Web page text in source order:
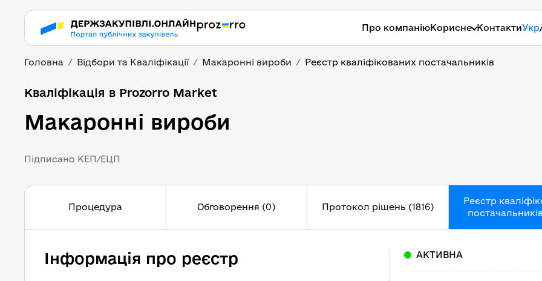
Про компаніюКорисне КонтактиУкр
Головна Відбори та Кваліфікації Макаронні вироби Реєстр кваліфікованих постачальників
Кваліфікація в Prozorro Market
Макаронні вироби
Підписано КЕП/ЕЦП
Процедура Обговорення (0) Протокол рішень (1816)
Реєстр
Інформація про реєстр АКТИВНА